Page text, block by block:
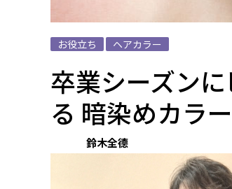
お役立ち ヘアカラー
卒業シーズン
る 暗染めカラー
鈴木全德